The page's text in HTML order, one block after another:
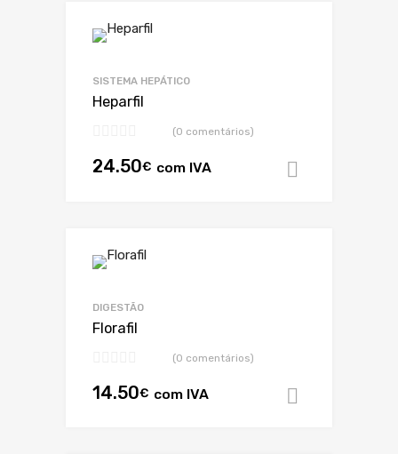
SISTEMA HEPÁTICO
Heparfil
(0 comentários)
24.50€ com IVA
DIGESTÃO
Florafil
(0 comentários)
14.50€ com IVA